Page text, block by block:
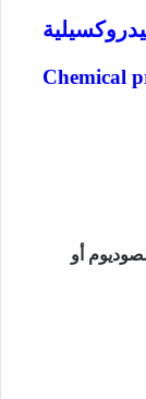
Chemical
أو